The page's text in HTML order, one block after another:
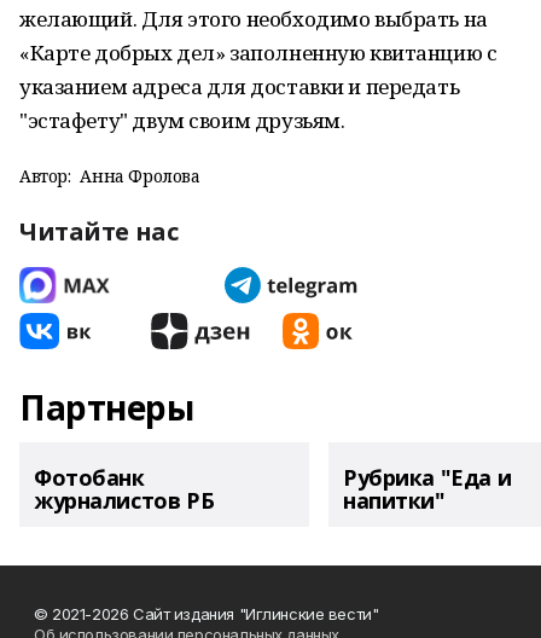
желающий. Для этого необходимо выбрать на
«Карте добрых дел» заполненную квитанцию с
указанием адреса для доставки и передать
"эстафету" двум своим друзьям.
Автор: Анна Фролова
Читайте нас
Партнеры
Фотобанк
журналистов РБ
Рубрика "Еда и
напитки"
© 2021-2026 Сайт издания "Иглинские вести"